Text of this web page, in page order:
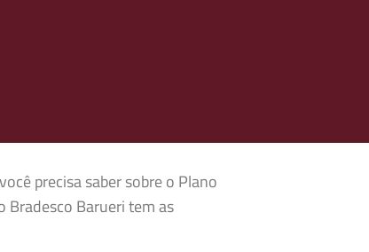
precisa saber sobre o Plano
Bradesco Barueri tem as